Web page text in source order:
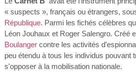
« suspects », français ou étrangers,
République. Parmi les fichés célèbres
Léon Jouhaux et Roger Salengro. Créé
Boulangercontre les activités
peu étendu à tous les individus pouvant
s'opposer à la mobilisation nationale.